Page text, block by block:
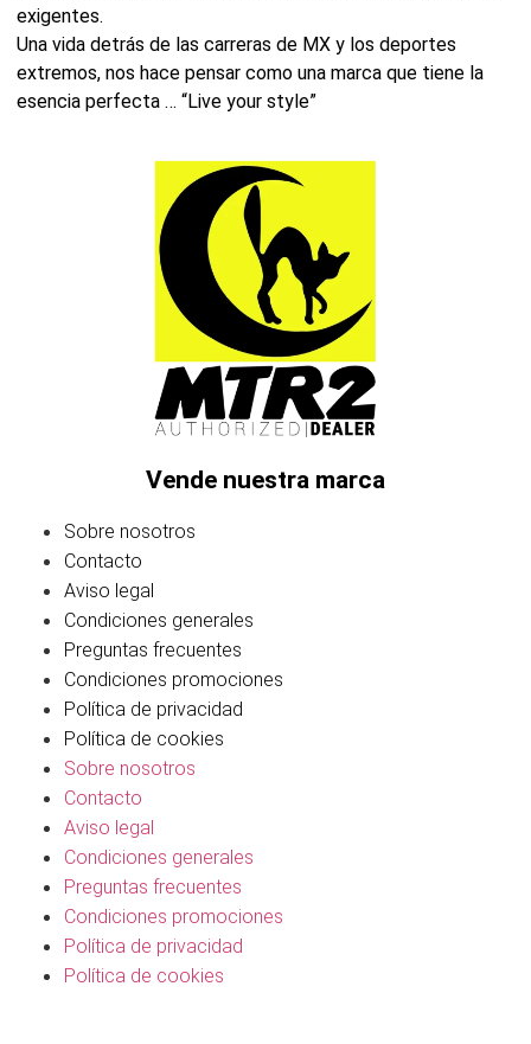
exigentes.
Una vida detrás de las carreras de MX y los deportes
extremos, nos hace pensar como una marca que tiene la
esencia perfecta … “Live your style”
Vende nuestra marca
Sobre nosotros
Contacto
Aviso legal
Condiciones generales
Preguntas frecuentes
Condiciones promociones
Política de privacidad
Política de cookies
Sobre nosotros
Contacto
Aviso legal
Condiciones generales
Preguntas frecuentes
Condiciones promociones
Política de privacidad
Política de cookies